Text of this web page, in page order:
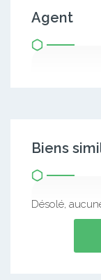
Agent
Biens
Désolé,